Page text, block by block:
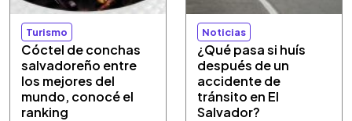
Turismo
Cóctel de conchas
salvadoreño entre
los mejores del
mundo, conocé el
ranking
Noticias
¿Qué pasa si huís
después de un
accidente de
tránsito en El
Salvador?